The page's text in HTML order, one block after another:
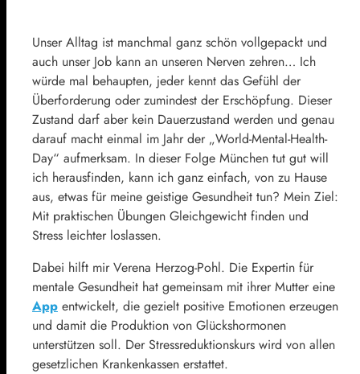
Unser Alltag ist manchmal ganz schön vollgepackt und
auch unser Job kann an unseren Nerven zehren… Ich
würde mal behaupten, jeder kennt das Gefühl der
Überforderung oder zumindest der Erschöpfung. Dieser
Zustand darf aber kein Dauerzustand werden und genau
darauf macht einmal im Jahr der „World-Mental-Health-
Day“ aufmerksam. In dieser Folge München tut gut will
ich herausfinden, kann ich ganz einfach, von zu Hause
aus, etwas für meine geistige Gesundheit tun? Mein Ziel:
Mit praktischen Übungen Gleichgewicht finden und
Stress leichter loslassen.
Dabei hilft mir Verena Herzog-Pohl. Die Expertin für
mentale Gesundheit hat gemeinsam mit ihrer Mutter eine
App entwickelt, die gezielt positive Emotionen erzeugen
und damit die Produktion von Glückshormonen
unterstützen soll. Der Stressreduktionskurs wird von allen
gesetzlichen Krankenkassen erstattet.